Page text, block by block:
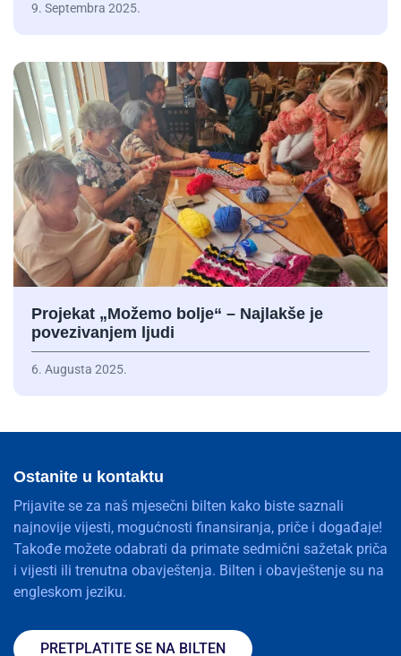
9. Septembra 2025.
Projekat „Možemo bolje“ – Najlakše je
povezivanjem ljudi
6. Augusta 2025.
Ostanite u kontaktu
Prijavite se za naš mjesečni bilten kako biste saznali
najnovije vijesti, mogućnosti finansiranja, priče i događaje!
Takođe možete odabrati da primate sedmični sažetak priča
i vijesti ili trenutna obavještenja. Bilten i obavještenje su na
engleskom jeziku.
PRETPLATITE SE NA BILTEN